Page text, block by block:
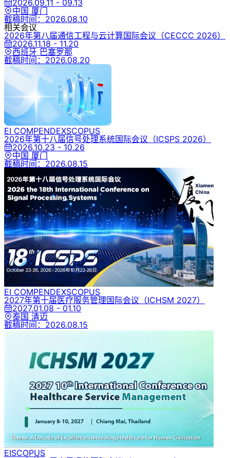
2026.09.11 - 09.13
中国 厦门
截稿时间： 2026.08.10
相关会议
2026年第八届通信工程与云计算国际会议 （CECCC 2026）
2026.11.18 - 11.20
西班牙 巴塞罗那
截稿时间： 2026.08.20
EI COMPENDEXSCOPUS
2026年第十八届信号处理系统国际会议 （ICSPS 2026）
2026.10.23 - 10.26
中国 厦门
截稿时间： 2026.08.15
EI COMPENDEXSCOPUS
2027年第十届医疗服务管理国际会议 （ICHSM 2027）
2027.01.08 - 01.10
泰国 清迈
截稿时间： 2026.08.15
EISCOPUS